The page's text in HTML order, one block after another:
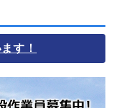
す！